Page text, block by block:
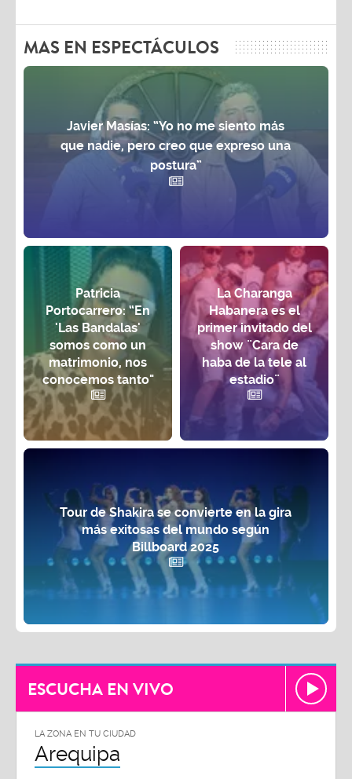
MAS EN ESPECTÁCULOS
Javier Masías: “Yo no me siento más
que nadie, pero creo que expreso una
postura”
Patricia
Portocarrero: “En
'Las Bandalas'
somos como un
matrimonio, nos
conocemos tanto"
La Charanga
Habanera es el
primer invitado del
show ¨Cara de
haba de la tele al
estadio¨
Tour de Shakira se convierte en la gira
más exitosas del mundo según
Billboard 2025
ESCUCHA EN VIVO
LA ZONA EN TU CIUDAD
Arequipa